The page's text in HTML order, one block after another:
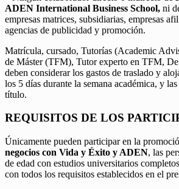
ADEN International Business School, ni
empresas matrices, subsidiarias, empresas
agencias de publicidad y promoción.
Matrícula, cursado, Tutorías (Academic
de Máster (TFM), Tutor experto en TFM,
deben considerar los gastos de traslado y
los 5 días durante la semana académica, y las
título.
REQUISITOS DE LOS
Únicamente pueden participar en la
negocios con Vida y Éxito y ADEN, las
de edad con estudios universitarios
con todos los requisitos establecidos en el